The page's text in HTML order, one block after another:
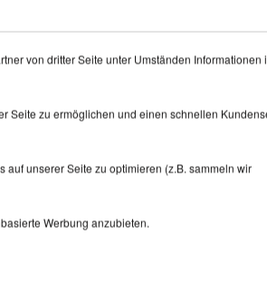
von dritter Seite unter Umständen Informationen
Seite zu ermöglichen und einen schnellen
unserer Seite zu optimieren (z.B. sammeln wir
Werbung anzubieten.